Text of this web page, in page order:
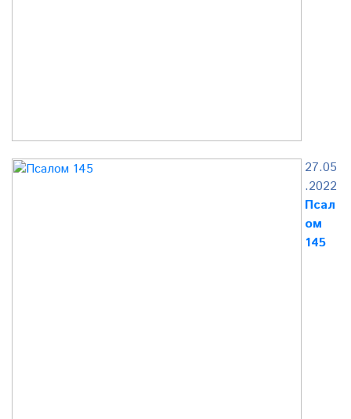
27.05
.2022
Псал
ом
145